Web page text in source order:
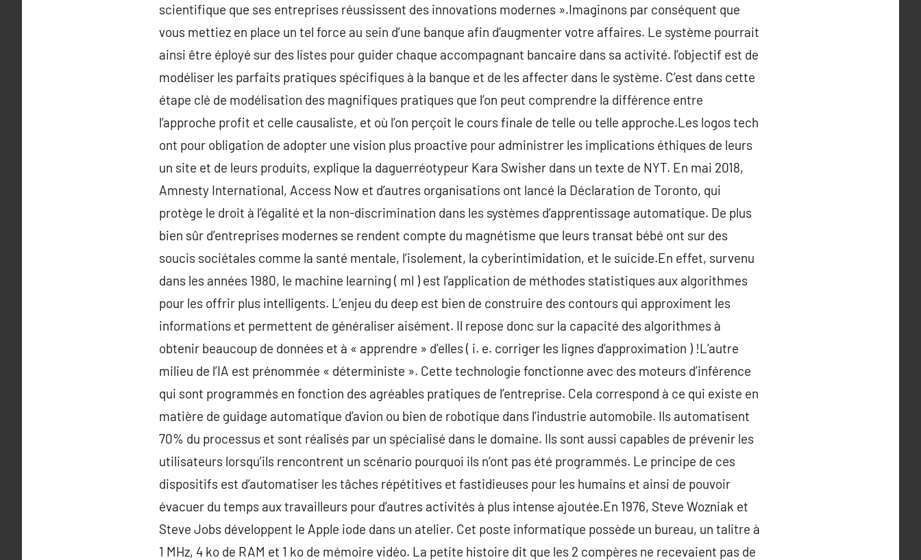
scientifique que ses entreprises réussissent des innovations modernes ».Imaginons par conséquent que
vous mettiez en place un tel force au sein d’une banque afin d’augmenter votre affaires. Le système pourrait
ainsi être éployé sur des listes pour guider chaque accompagnant bancaire dans sa activité. l’objectif est de
modéliser les parfaits pratiques spécifiques à la banque et de les affecter dans le système. C’est dans cette
étape clé de modélisation des magnifiques pratiques que l’on peut comprendre la différence entre
l’approche profit et celle causaliste, et où l’on perçoit le cours finale de telle ou telle approche.Les logos tech
ont pour obligation de adopter une vision plus proactive pour administrer les implications éthiques de leurs
un site et de leurs produits, explique la daguerréotypeur Kara Swisher dans un texte de NYT. En mai 2018,
Amnesty International, Access Now et d’autres organisations ont lancé la Déclaration de Toronto, qui
protège le droit à l’égalité et la non-discrimination dans les systèmes d’apprentissage automatique. De plus
bien sûr d’entreprises modernes se rendent compte du magnétisme que leurs transat bébé ont sur des
soucis sociétales comme la santé mentale, l’isolement, la cyberintimidation, et le suicide.En effet, survenu
dans les années 1980, le machine learning ( ml ) est l’application de méthodes statistiques aux algorithmes
pour les offrir plus intelligents. L’enjeu du deep est bien de construire des contours qui approximent les
informations et permettent de généraliser aisément. Il repose donc sur la capacité des algorithmes à
obtenir beaucoup de données et à « apprendre » d’elles ( i. e. corriger les lignes d’approximation ) !L’autre
milieu de l’IA est prénommée « déterministe ». Cette technologie fonctionne avec des moteurs d’inférence
qui sont programmés en fonction des agréables pratiques de l’entreprise. Cela correspond à ce qui existe en
matière de guidage automatique d’avion ou bien de robotique dans l’industrie automobile. Ils automatisent
70% du processus et sont réalisés par un spécialisé dans le domaine. Ils sont aussi capables de prévenir les
utilisateurs lorsqu’ils rencontrent un scénario pourquoi ils n’ont pas été programmés. Le principe de ces
dispositifs est d’automatiser les tâches répétitives et fastidieuses pour les humains et ainsi de pouvoir
évacuer du temps aux travailleurs pour d’autres activités à plus intense ajoutée.En 1976, Steve Wozniak et
Steve Jobs développent le Apple iode dans un atelier. Cet poste informatique possède un bureau, un talitre à
1 MHz, 4 ko de RAM et 1 ko de mémoire vidéo. La petite histoire dit que les 2 compères ne recevaient pas de